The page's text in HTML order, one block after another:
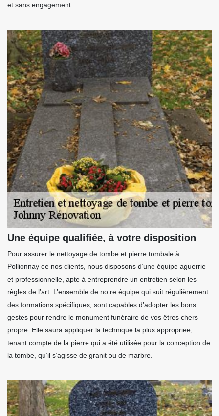
et sans engagement.
Une équipe qualifiée, à votre disposition
Pour assurer le nettoyage de tombe et pierre tombale à
Pollionnay de nos clients, nous disposons d’une équipe aguerrie
et professionnelle, apte à entreprendre un entretien selon les
règles de l’art. L’ensemble de notre équipe qui suit régulièrement
des formations spécifiques, sont capables d’adopter les bons
gestes pour rendre le monument funéraire de vos êtres chers
propre. Elle saura appliquer la technique la plus appropriée,
tenant compte de la pierre qui a été utilisée pour la conception de
la tombe, qu’il s’agisse de granit ou de marbre.